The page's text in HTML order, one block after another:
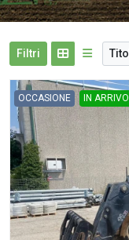
Filtri
OCCASIONE IN ARRIVO